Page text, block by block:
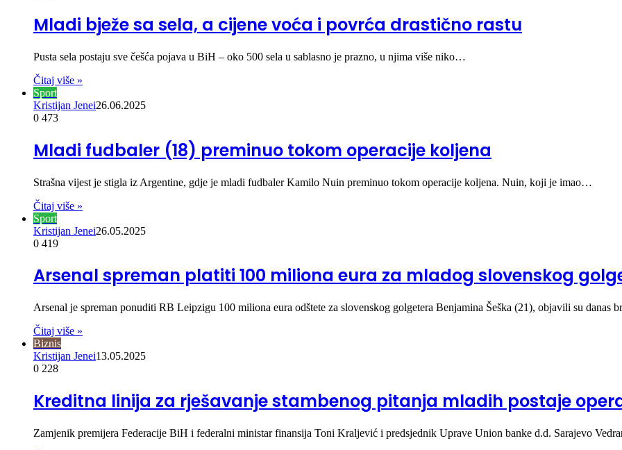
Mladi bježe sa sela, a cijene voća i povrća drastično rastu
Pusta sela postaju sve češća pojava u BiH – oko 500 sela u sablasno je prazno, u njima više niko…
Čitaj više »
Sport
Kristijan Jenei26.06.2025
0 473
Mladi fudbaler (18) preminuo tokom operacije koljena
Strašna vijest je stigla iz Argentine, gdje je mladi fudbaler Kamilo Nuin preminuo tokom operacije koljena. Nuin, koji je imao…
Čitaj više »
Sport
Kristijan Jenei26.05.2025
0 419
Arsenal spreman platiti 100 miliona eura za mladog slovenskog
Arsenal je spreman ponuditi RB Leipzigu 100 miliona eura odštete za slovenskog golgetera Benjamina Šeška (21), objavili su danas
Čitaj više »
Biznis
Kristijan Jenei13.05.2025
0 228
Kreditna linija za rješavanje stambenog pitanja mladih postaje
Zamjenik premijera Federacije BiH i federalni ministar finansija Toni Kraljević i predsjednik Uprave Union banke d.d. Sarajevo